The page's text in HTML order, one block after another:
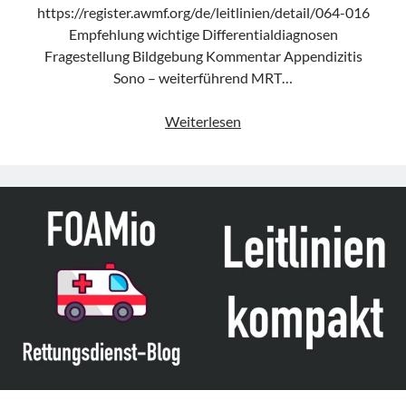
https://register.awmf.org/de/leitlinien/detail/064-016
Empfehlung wichtige Differentialdiagnosen
Fragestellung Bildgebung Kommentar Appendizitis
Sono – weiterführend MRT…
Weiterlesen
Kindern
Jugendlichen
–
Bildgebende
der
GPR